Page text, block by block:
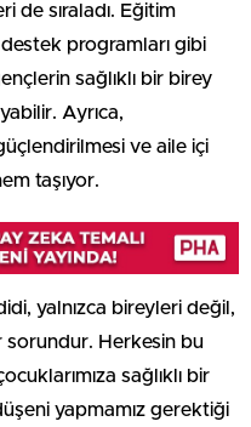
de sıraladı. Eğitim
programları gibi
sağlıklı bir birey
Ayrıca,
ve aile içi
taşıyor.
yalnızca bireyleri değil,
sorundur. Herkesin bu
sağlıklı bir
yapmamız gerektiği